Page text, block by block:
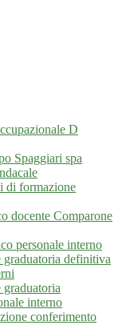
D
Spaggiari spa
di formazione
docente Comparone
personale interno
definitiva
interno
conferimento